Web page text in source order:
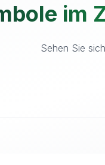
im
Sehen Sie